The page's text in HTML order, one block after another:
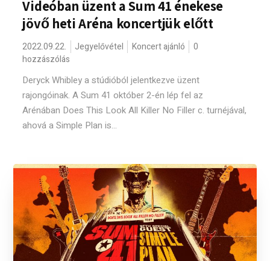
Videóban üzent a Sum 41 énekese
jövő heti Aréna koncertjük előtt
2022.09.22. Jegyelővétel Koncert ajánló
0
hozzászólás
Deryck Whibley a stúdióból jelentkezve üzent
rajongóinak. A Sum 41 október 2-én lép fel az
Arénában Does This Look All Killer No Filler c. turnéjával,
ahová a Simple Plan is...